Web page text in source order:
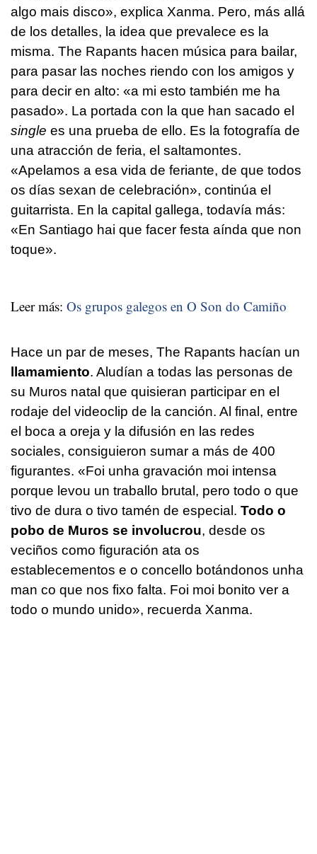
algo mais disco», explica Xanma. Pero, más allá
de los detalles, la idea que prevalece es la
misma. The Rapants hacen música para bailar,
para pasar las noches riendo con los amigos y
para decir en alto: «a mi esto también me ha
pasado». La portada con la que han sacado el
single es una prueba de ello. Es la fotografía de
una atracción de feria, el saltamontes.
«Apelamos a esa vida de feriante, de que todos
os días sexan de celebración», continúa el
guitarrista. En la capital gallega, todavía más:
«En Santiago hai que facer festa aínda que non
toque».
Leer más: Os grupos galegos en O Son do Camiño
Hace un par de meses, The Rapants hacían un
llamamiento. Aludían a todas las personas de
su Muros natal que quisieran participar en el
rodaje del videoclip de la canción. Al final, entre
el boca a oreja y la difusión en las redes
sociales, consiguieron sumar a más de 400
figurantes. «Foi unha gravación moi intensa
porque levou un traballo brutal, pero todo o que
tivo de dura o tivo tamén de especial. Todo o
pobo de Muros se involucrou, desde os
veciños como figuración ata os
establecementos e o concello botándonos unha
man co que nos fixo falta. Foi moi bonito ver a
todo o mundo unido», recuerda Xanma.